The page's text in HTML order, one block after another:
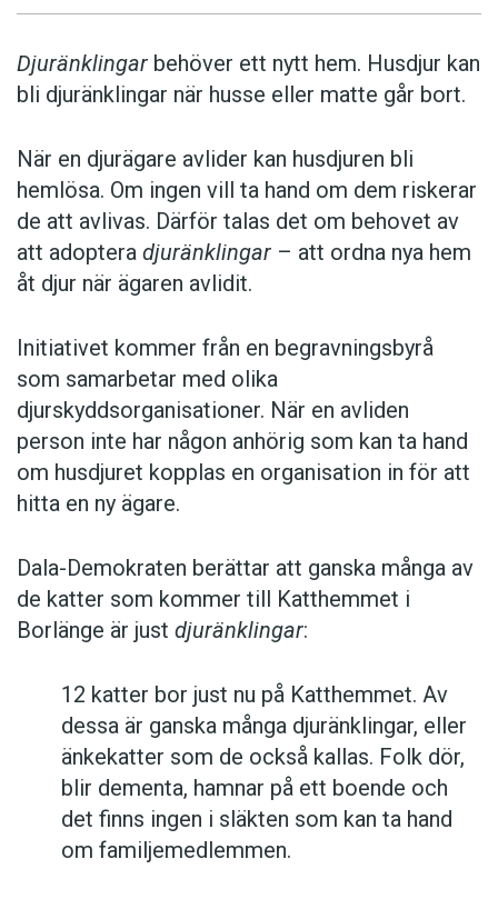
Djuränklingar behöver ett nytt hem. Husdjur kan
bli djuränklingar när husse eller matte går bort.
När en djurägare avlider kan husdjuren bli
hemlösa. Om ingen vill ta hand om dem riskerar
de att avlivas. Därför talas det om behovet av
att adoptera djuränklingar – att ordna nya hem
åt djur när ägaren avlidit.
Initiativet kommer från en begravningsbyrå
som samarbetar med olika
djurskyddsorganisationer. När en avliden
person inte har någon anhörig som kan ta hand
om husdjuret kopplas en organisation in för att
hitta en ny ägare.
Dala-Demokraten berättar att ganska många av
de katter som kommer till Katthemmet i
Borlänge är just djuränklingar:
12 katter bor just nu på Katthemmet. Av
dessa är ganska många djuränklingar, eller
änkekatter som de också kallas. Folk dör,
blir dementa, hamnar på ett boende och
det finns ingen i släkten som kan ta hand
om familjemedlemmen.